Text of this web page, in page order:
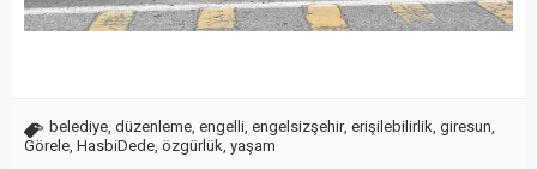
belediye, düzenleme, engelli, engelsizşehir, erişilebilirlik, giresun,
Görele, HasbiDede, özgürlük, yaşam